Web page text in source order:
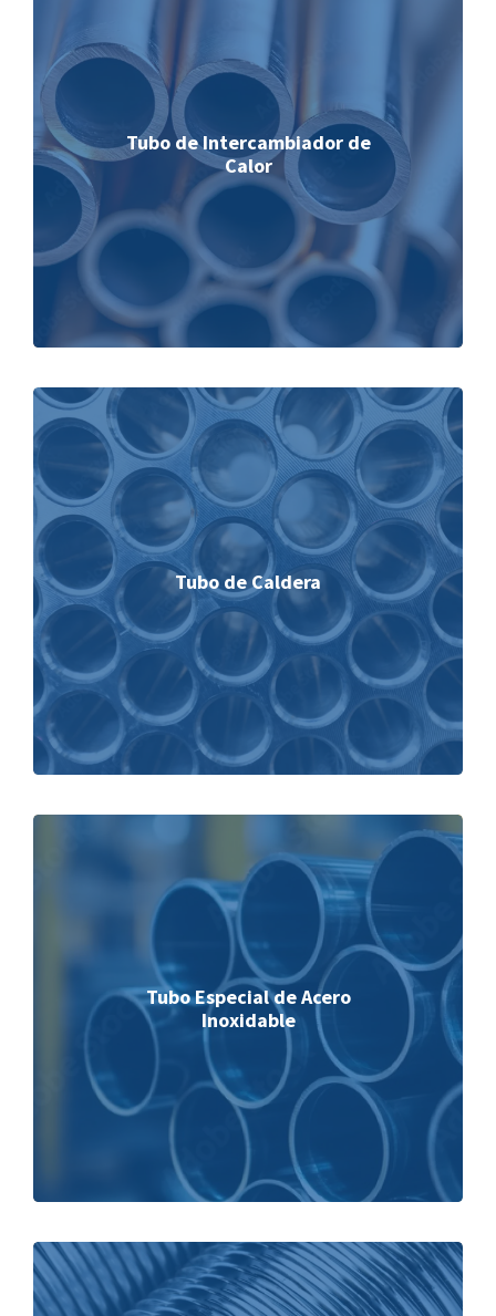
Tubo de Intercambiador de
Calor
Tubo de Caldera
Tubo Especial de Acero
Inoxidable